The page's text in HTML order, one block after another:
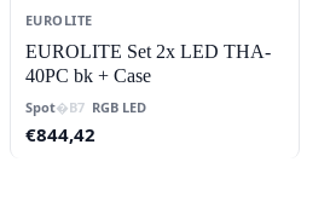
EUROLITE
EUROLITE Set 2x LED THA-
40PC bk + Case
Spot RGB LED
€844,42